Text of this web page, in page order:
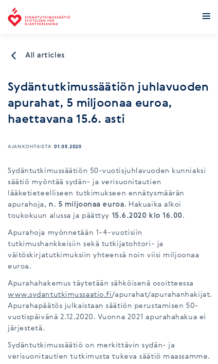
All articles
Sydäntutkimussäätiön juhlavuoden
apurahat, 5 miljoonaa euroa,
haettavana 15.6. asti
AJANKOHTAISTA 01.05.2020
Sydäntutkimussäätiön 50-vuotisjuhlavuoden kunniaksi
säätiö myöntää sydän- ja verisuonitautien
lääketieteelliseen tutkimukseen ennätysmäärän
apurahoja, n. 5 miljoonaa euroa. Hakuaika alkoi
toukokuun alussa ja päättyy 15.6.2020 klo 16.00.
Apurahoja myönnetään 1-4-vuotisiin
tutkimushankkeisiin sekä tutkijatohtori- ja
väitöskirjatutkimuksiin yhteensä noin viisi miljoonaa
euroa.
Apurahahakemus täytetään sähköisenä osoitteessa
www.sydantutkimussaatio.fi/apurahat/apurahanhakijat.
Apurahapäätös julkaistaan säätiön perustamisen 50-
vuotispäivänä 2.12.2020. Vuonna 2021 apurahahakua ei
järjestetä.
Sydäntutkimussäätiö on merkittävin sydän- ja
verisuonitautien tutkimusta tukeva säätiö maassamme.